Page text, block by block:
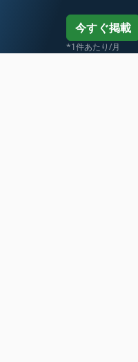
今すぐ掲載
*1件あたり/月